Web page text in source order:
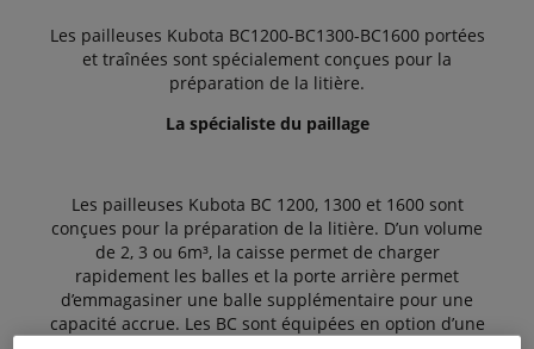
Les pailleuses Kubota BC1200-BC1300-BC1600 portées
et traînées sont spécialement conçues pour la
préparation de la litière.
La spécialiste du paillage
Les pailleuses Kubota BC 1200, 1300 et 1600 sont
conçues pour la préparation de la litière. D’un volume
de 2, 3 ou 6m³, la caisse permet de charger
rapidement les balles et la porte arrière permet
d’emmagasiner une balle supplémentaire pour une
capacité accrue. Les BC sont équipées en option d’une